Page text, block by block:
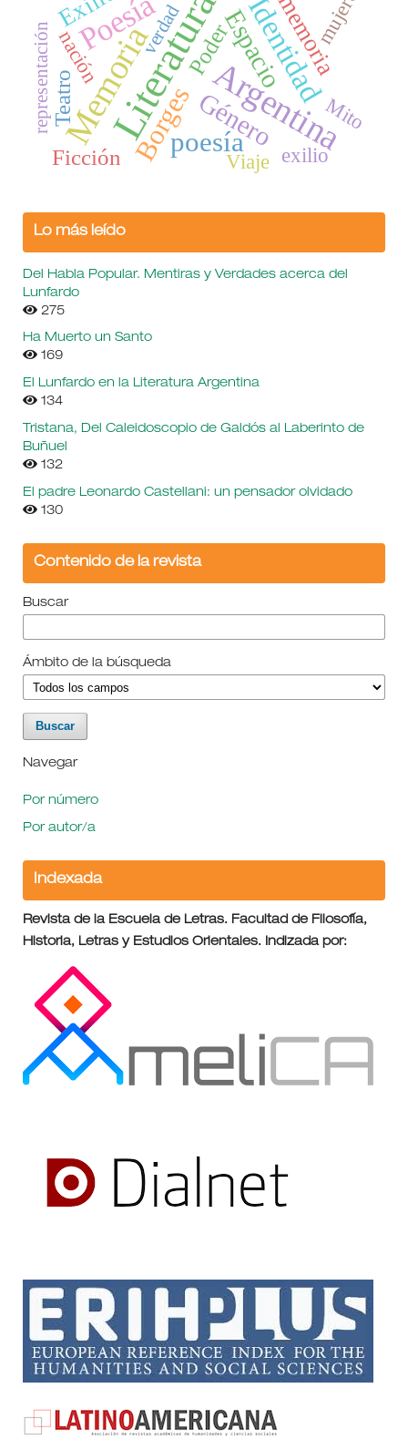
Literatura
Memoria Argentina
Poesía Identidad
Borgespoesía
Género
Espaciomemoria
Poder
Teatro
Ficción Viaje
Mito
exilio
nación
representación verdad
Lo más leído
Del Habla Popular. Mentiras y Verdades acerca del
Lunfardo
275
Ha Muerto un Santo
169
El Lunfardo en la Literatura Argentina
134
Tristana, Del Caleidoscopio de Galdós al Laberinto de
Buñuel
132
El padre Leonardo Castellani: un pensador olvidado
130
Contenido de la revista
Buscar
Ámbito de la búsqueda
Navegar
Por número
Por autor/a
Indexada
Revista de la Escuela de Letras. Facultad de Filosofía,
Historia, Letras y Estudios Orientales. Indizada por: